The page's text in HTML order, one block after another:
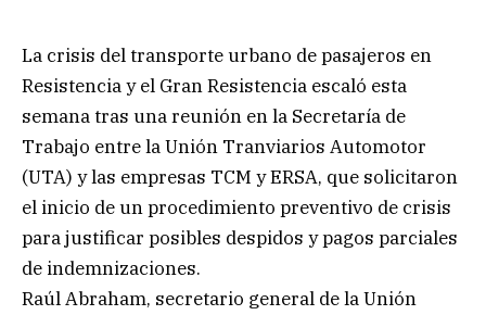
La crisis del transporte urbano de pasajeros en
Resistencia y el Gran Resistencia escaló esta
semana tras una reunión en la Secretaría de
Trabajo entre la Unión Tranviarios Automotor
(UTA) y las empresas TCM y ERSA, que solicitaron
el inicio de un procedimiento preventivo de crisis
para justificar posibles despidos y pagos parciales
de indemnizaciones.
Raúl Abraham, secretario general de la Unión